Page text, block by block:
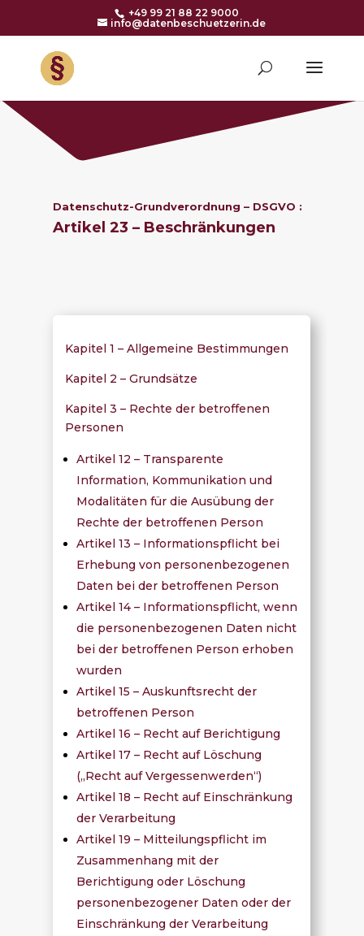
+49 99 21 88 22 9000
info@datenbeschuetzerin.de
Datenschutz-Grundverordnung – DSGVO :
Artikel 23 – Beschränkungen
Kapitel 1 – Allgemeine Bestimmungen
Kapitel 2 – Grundsätze
Kapitel 3 – Rechte der betroffenen
Personen
Artikel 12 – Transparente
Information, Kommunikation und
Modalitäten für die Ausübung der
Rechte der betroffenen Person
Artikel 13 – Informationspflicht bei
Erhebung von personenbezogenen
Daten bei der betroffenen Person
Artikel 14 – Informationspflicht, wenn
die personenbezogenen Daten nicht
bei der betroffenen Person erhoben
wurden
Artikel 15 – Auskunftsrecht der
betroffenen Person
Artikel 16 – Recht auf Berichtigung
Artikel 17 – Recht auf Löschung
(„Recht auf Vergessenwerden“)
Artikel 18 – Recht auf Einschränkung
der Verarbeitung
Artikel 19 – Mitteilungspflicht im
Zusammenhang mit der
Berichtigung oder Löschung
personenbezogener Daten oder der
Einschränkung der Verarbeitung